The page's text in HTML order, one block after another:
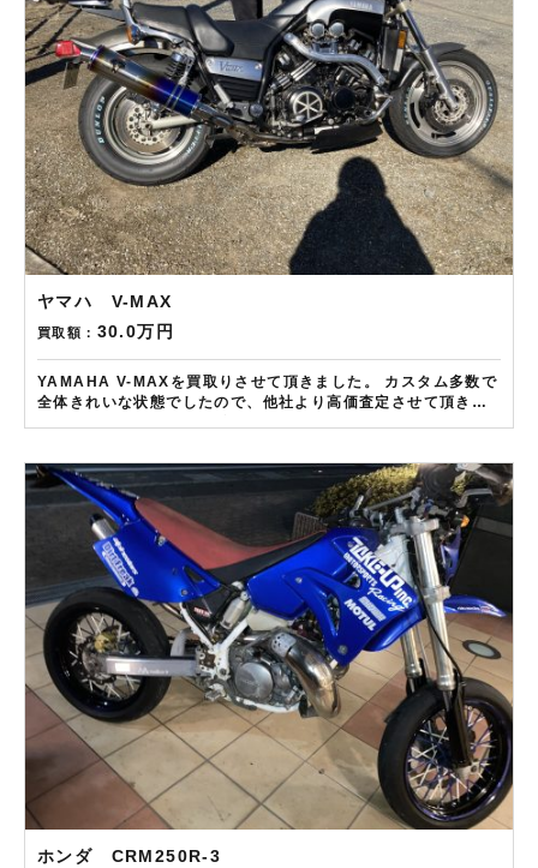
Amazonギフト券を贈呈致します！！！ ※但し50㏄以下の原付
は除く。皆様のご用命お待ちしております！！！
ヤマハ V-MAX
買取額： 30.0万円
YAMAHA V-MAXを買取りさせて頂きました。 カスタム多数で
全体きれいな状態でしたので、他社より高価査定させて頂きま
ます！ さらに特典として↓↓↓ 現在バイク査定ドットコムではキ
ャンペーンとして次回Amazonギフトカード1万円分が必ずもら
えるスペシャルカードを贈呈中です。2台目から半永続的に使え
ますし何とご紹介頂いても適用となります。無事成約しました
らAmazonギフト券を贈呈致します！！！ ※但し50㏄以下の原
付は除く。皆様のご用命お待ちしております！！！
ホンダ CRM250R-3